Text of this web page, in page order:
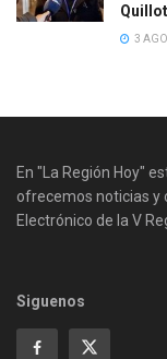
3
En "La Región Hoy"
ofrecemos noticias y
Electrónico de la V
Siguenos